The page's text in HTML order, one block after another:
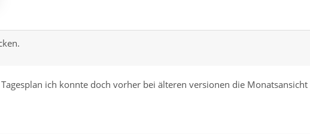
ich konnte doch vorher bei älteren versionen die Monatsansicht